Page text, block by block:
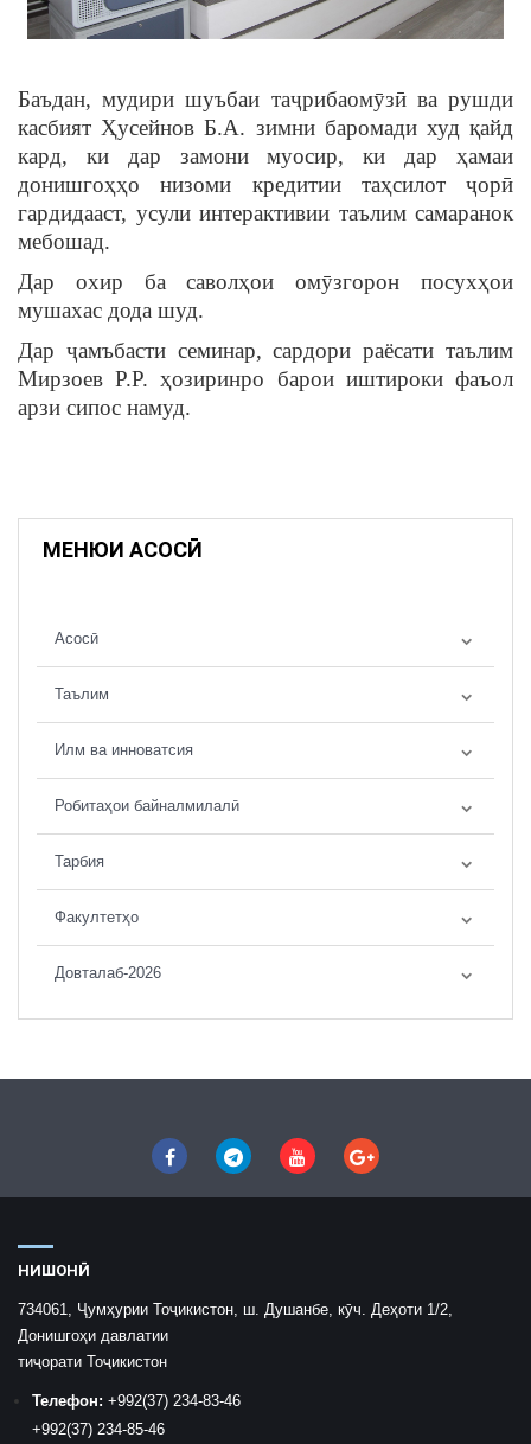
Баъдан, мудири шуъбаи таҷрибаомӯзӣ ва рушди
касбият Ҳусейнов Б.А. зимни баромади худ қайд
кард, ки дар замони муосир, ки дар ҳамаи
донишгоҳҳо низоми кредитии таҳсилот ҷорӣ
гардидааст, усули интерактивии таълим самаранок
мебошад.
Дар охир ба саволҳои омӯзгорон посухҳои
мушахас дода шуд.
Дар ҷамъбасти семинар, сардори раёсати таълим
Мирзоев Р.Р. ҳозиринро барои иштироки фаъол
арзи сипос намуд.
МЕНЮИ АСОСӢ
Асосӣ
Таълим
Илм ва инноватсия
Робитаҳои байналмилалӣ
Тарбия
Факултетҳо
Довталаб-2026
НИШОНӢ
734061, Ҷумҳурии Тоҷикистон, ш. Душанбе, кӯч. Деҳоти 1/2,
Донишгоҳи давлатии
тиҷорати Тоҷикистон
Телефон: +992(37) 234-83-46
+992(37) 234-85-46